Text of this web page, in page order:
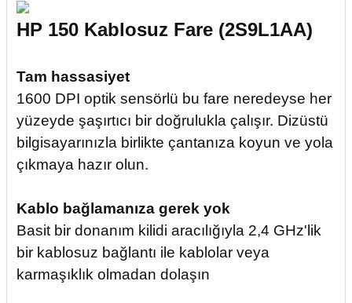
HP 150 Kablosuz Fare (2S9L1AA)
Tam hassasiyet
1600 DPI optik sensörlü bu fare neredeyse her
yüzeyde şaşırtıcı bir doğrulukla çalışır. Dizüstü
bilgisayarınızla birlikte çantanıza koyun ve yola
çıkmaya hazır olun.
Kablo bağlamanıza gerek yok
Basit bir donanım kilidi aracılığıyla 2,4 GHz'lik
bir kablosuz bağlantı ile kablolar veya
karmaşıklık olmadan dolaşın